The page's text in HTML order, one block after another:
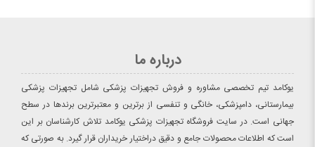
درباره ما
یوکامد تیم تخصصی مشاوره و فروش تجهیزات پزشکی شامل تجهیزات پزشکی
بیمارستانی، دامپزشکی، خانگی و تنفسی از برترین و معتبرترین برندها در سطح
جهانی است. در سایت فروشگاه تجهیزات پزشکی یوکامد تلاش کارشناسان بر این
است که اطلاعات محصولات جامع و دقیق دراختیار خریداران قرار گیرد. به صورتی که